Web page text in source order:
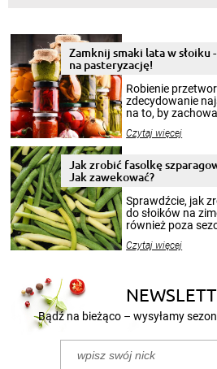
Zamknij smaki lata w słoiku
na pasteryzację!
Robienie
zdecydowanie
na to, by
krajobrazów, by
pełni poczuć
miesięcy.
smakowitą
patenty, które
przetworów.
Czytaj więcej
Jak zrobić fasolkę
Jak zawekować?
Sprawdźcie, jak
do słoików na
również poza
nasze propozycje!
Czytaj więcej
Bądź na bieżąco – wysyłamy